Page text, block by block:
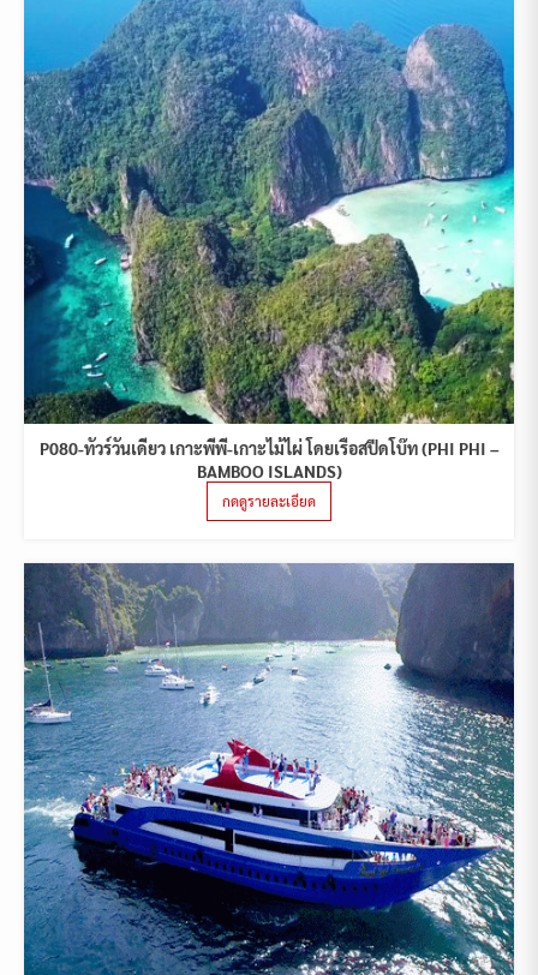
P080-ทัวร์วันเดียว เกาะพีพี-เกาะไม้ไผ่ โดยเรือสปีดโบ๊ท (PHI PHI –
BAMBOO ISLANDS)
กดดูรายละเอียด